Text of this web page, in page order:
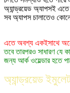
অ্যান্ড্রয়েড অ্যাপসই এতে
সব অ্যাপস চালাতেও
এতে অবশ্য একইসাথে
তবে তারপরও সাধারণ যে
জন্য আর্ক ওয়েল্ডার হতে
অ্যান্ড্রয়েড